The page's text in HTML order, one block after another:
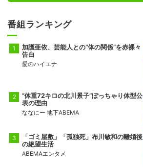
番組ランキング
加護亜依、芸能人との“体の関係”を赤裸々
告白
愛のハイエナ
“体重72キロの北川景子”ぽっちゃり体型公
表の理由
ななにー 地下ABEMA
「ゴミ屋敷」「孤独死」布川敏和の離婚後
の絶望生活
ABEMAエンタメ